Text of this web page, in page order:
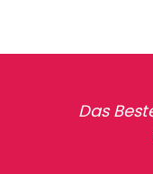
Das